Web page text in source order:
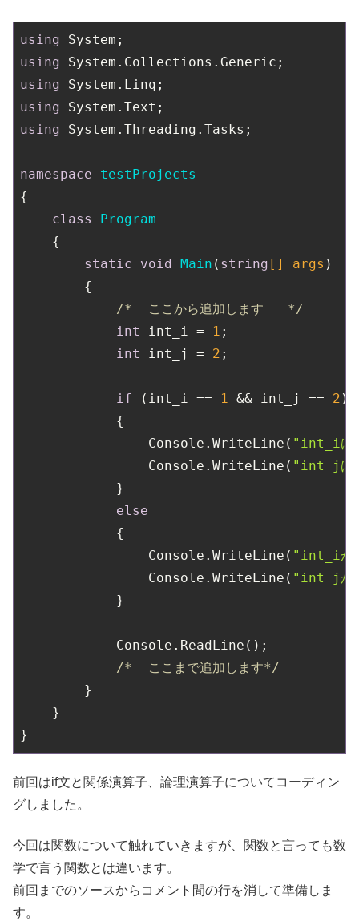
using
using
using
using
using System.Threading.Tasks;
namespace
testProjects
{
class
Program
    {
static
void Main ( string [] args )
        {
/*  ここから追加します   */
int
int_i = 1 ;
int
int_j = 2 ;
if (int_i == 1 && int_j == 2 )
            {
                Console.WriteLine(
"int_iは1
                Console.WriteLine(
"int_jは2
            }
else
            {
                Console.WriteLine(
"int_iが1
                Console.WriteLine(
"int_jが2
            }
            Console.ReadLine();
/*  ここまで追加します*/
        }
    }
前回はif文と関係演算子、論理演算子についてコーディン
グしました。
今回は関数について触れていきますが、関数と言っても数
学で言う関数とは違います。
前回までのソースからコメント間の行を消して準備しま
す。